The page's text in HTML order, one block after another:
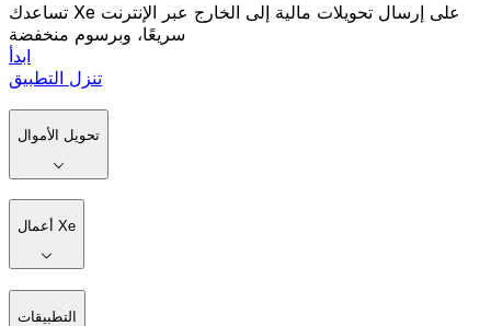
تساعدك Xe على إرسال تحويلات مالية إلى الخارج عبر الإنترنت
سريعًا، وبرسوم منخفضة
ابدأ
تنزل التطبيق
تحويل الأموال
أعمال Xe
التطبيقات